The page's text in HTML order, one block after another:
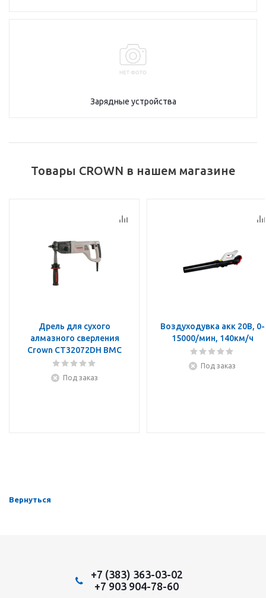
Зарядные устройства
Товары CROWN в нашем магазине
Дрель для сухого
алмазного сверления
Crown CT32072DH BMC
Под заказ
Воздуходувка акк 20В, 0-
15000/мин, 140км/ч
Под заказ
Вернуться
+7 (383) 363-03-02
+7 903 904-78-60